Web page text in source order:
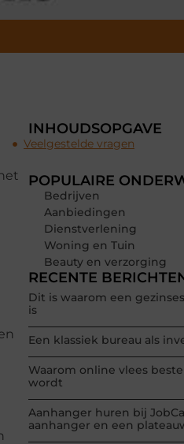
INHOUDSOPGAVE
Veelgestelde vragen
POPULAIRE
Bedrijven
Aanbiedingen
Dienstverlening
Woning en Tuin
Beauty en verzorging
RECENTE
Dit is waarom een
is
Een klassiek bureau als
Waarom online vlees
wordt
Aanhanger huren bij
aanhanger en een